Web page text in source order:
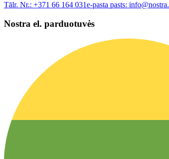
Tālr. Nr.: +371 66 164 031e-pasta pasts:
Nostra el. parduotuvės